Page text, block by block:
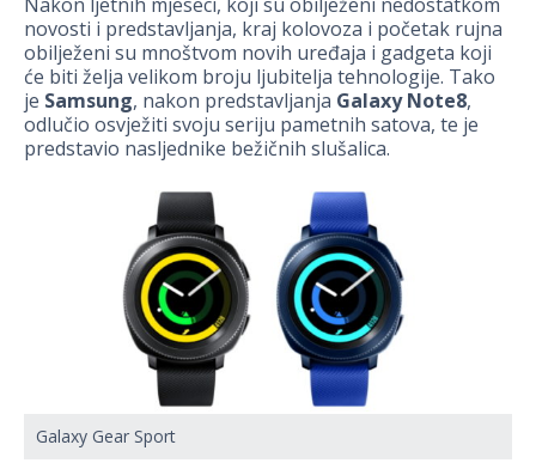
novosti i predstavljanja, kraj kolovoza i početak rujna
obilježeni su mnoštvom novih uređaja i gadgeta koji
će biti želja velikom broju ljubitelja tehnologije. Tako
je Samsung, nakon predstavljanja Galaxy Note8,
odlučio osvježiti svoju seriju pametnih satova, te je
predstavio nasljednike bežičnih slušalica.
Galaxy Gear Sport